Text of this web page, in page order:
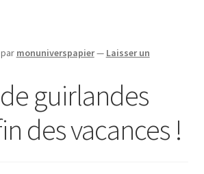
par monuniverspapier— Laisser un
guirlandes
des vacances !